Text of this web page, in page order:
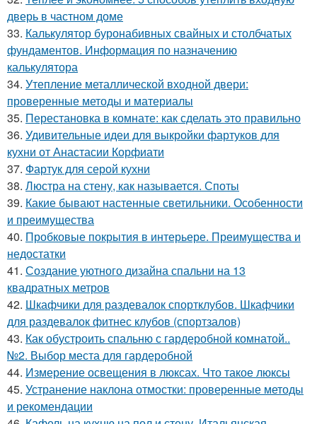
дверь в частном доме
33. Калькулятор буронабивных свайных и столбчатых
фундаментов. Информация по назначению
калькулятора
34. Утепление металлической входной двери:
проверенные методы и материалы
35. Перестановка в комнате: как сделать это правильно
36. Удивительные идеи для выкройки фартуков для
кухни от Анастасии Корфиати
37. Фартук для серой кухни
38. Люстра на стену, как называется. Споты
39. Какие бывают настенные светильники. Особенности
и преимущества
40. Пробковые покрытия в интерьере. Преимущества и
недостатки
41. Создание уютного дизайна спальни на 13
квадратных метров
42. Шкафчики для раздевалок спортклубов. Шкафчики
для раздевалок фитнес клубов (спортзалов)
43. Как обустроить спальню с гардеробной комнатой..
№2. Выбор места для гардеробной
44. Измерение освещения в люксах. Что такое люксы
45. Устранение наклона отмостки: проверенные методы
и рекомендации